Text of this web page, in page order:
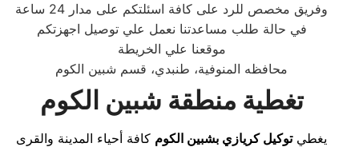
وفريق مخصص للرد على كافة اسئلتكم على مدار 24 ساعة
في حالة طلب مساعدتنا نعمل علي توصيل اجهزتكم
موقعنا علي الخريطة
محافظه المنوفية، طنبدي، قسم شبين الكوم
تغطية منطقة شبين الكوم
يغطيتوكيل كريازي بشبين الكوم كافة أحياء المدينة والقرى